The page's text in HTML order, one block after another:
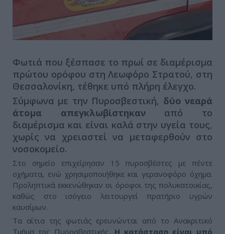
Φωτιά που ξέσπασε το πρωί σε διαμέρισμα
πρώτου ορόφου στη Λεωφόρο Στρατού, στη
Θεσσαλονίκη, τέθηκε υπό πλήρη έλεγχο.
Σύμφωνα με την Πυροσβεστική, δύο νεαρά
άτομα απεγκλωβίστηκαναπό το
διαμέρισμα και είναι καλά στην υγεία τους,
χωρίς να χρειαστεί να μεταφερθούν στο
νοσοκομείο.
Στο σημείο επιχείρησαν 15 πυροσβέστες με πέντε
οχήματα, ενώ χρησιμοποιήθηκε και γερανοφόρο όχημα.
Προληπτικά εκκενώθηκαν οι όροφοι της πολυκατοικίας,
καθώς στο ισόγειο λειτουργεί πρατήριο υγρών
καυσίμων.
Τα αίτια της φωτιάς ερευνώνται από το Ανακριτικό
Τμήμα της Πυροσβεστικής. Η κατάσταση είναι υπό